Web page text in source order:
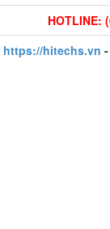
HOTLINE:
https://hitechs.vn